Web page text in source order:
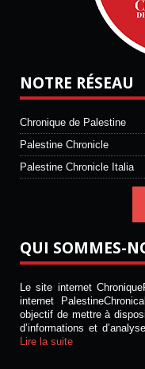
NOTRE RÉSEAU
Chronique de Palestine
Palestine Chronicle
Palestine Chronicle Italia
QUI SOMMES-
Le site internet
internet
objectif de mettre à
d’informations et
Lire la suite